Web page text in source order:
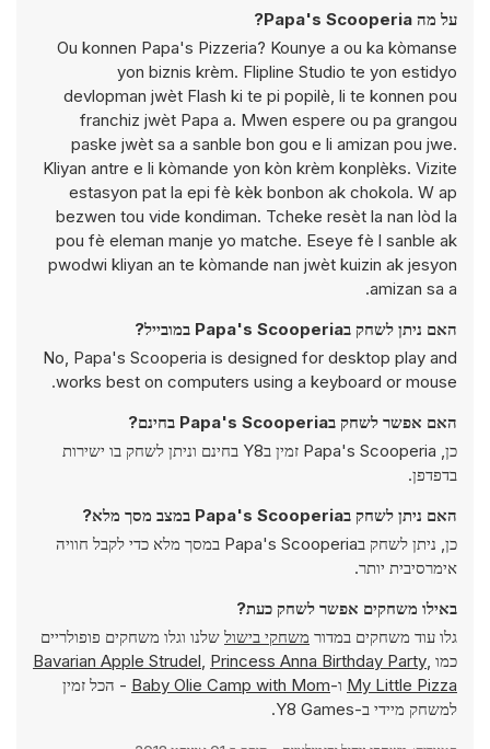
על מה Papa's Scooperia?
Ou konnen Papa's Pizzeria? Kounye a ou ka kòmanse
yon biznis krèm. Flipline Studio te yon estidyo
devlopman jwèt Flash ki te pi popilè, li te konnen pou
franchiz jwèt Papa a. Mwen espere ou pa grangou
paske jwèt sa a sanble bon gou e li amizan pou jwe.
Kliyan antre e li kòmande yon kòn krèm konplèks. Vizite
estasyon pat la epi fè kèk bonbon ak chokola. W ap
bezwen tou vide kondiman. Tcheke resèt la nan lòd la
pou fè eleman manje yo matche. Eseye fè l sanble ak
pwodwi kliyan an te kòmande nan jwèt kuizin ak jesyon
amizan sa a.
האם ניתן לשחק בPapa's Scooperia במובייל?
No, Papa's Scooperia is designed for desktop play and
works best on computers using a keyboard or mouse.
האם אפשר לשחק בPapa's Scooperia בחינם?
כן, Papa's Scooperia זמין בY8 בחינם וניתן לשחק בו ישירות
בדפדפן.
האם ניתן לשחק בPapa's Scooperia במצב מסך מלא?
כן, ניתן לשחק בPapa's Scooperia במסך מלא כדי לקבל חוויה
אימרסיבית יותר.
באילו משחקים אפשר לשחק כעת?
גלו עוד משחקים במדור משחקי בישול שלנו וגלו משחקים פופולריים
כמו
Bavarian Apple Strudel, Princess Anna Birthday Party,
My Little Pizza ו-Baby Olie Camp with Mom - הכל זמין
למשחק מיידי ב-Y8 Games.